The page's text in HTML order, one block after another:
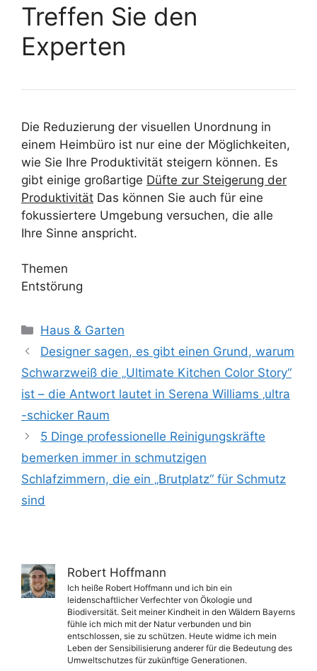
Treffen Sie den
Experten
Die Reduzierung der visuellen Unordnung in
einem Heimbüro ist nur eine der Möglichkeiten,
wie Sie Ihre Produktivität steigern können. Es
gibt einige großartige Düfte zur Steigerung der
Produktivität Das können Sie auch für eine
fokussiertere Umgebung versuchen, die alle
Ihre Sinne anspricht.
Themen
Entstörung
Kategorien
Haus & Garten
Designer sagen, es gibt einen Grund, warum
Schwarzweiß die „Ultimate Kitchen Color Story“
ist – die Antwort lautet in Serena Williams ‚ultra
-schicker Raum
5 Dinge professionelle Reinigungskräfte
bemerken immer in schmutzigen
Schlafzimmern, die ein „Brutplatz“ für Schmutz
sind
Robert Hoffmann
Ich heiße Robert Hoffmann und ich bin ein
leidenschaftlicher Verfechter von Ökologie und
Biodiversität. Seit meiner Kindheit in den Wäldern Bayerns
fühle ich mich mit der Natur verbunden und bin
entschlossen, sie zu schützen. Heute widme ich mein
Leben der Sensibilisierung anderer für die Bedeutung des
Umweltschutzes für zukünftige Generationen.